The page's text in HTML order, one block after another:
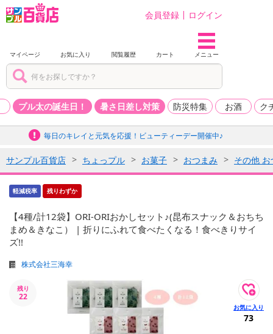
会員登録 ログイン
マイページ お気に入り 閲覧履歴 カート メニュー
プル太の誕生日！ 暑さ日差し対策 防災特集 お酒 ク
毎日のキレイと元気を応援！ビューティーデー開催中♪
サンプル百貨店 ちょっプル お菓子 おつまみ その他
軽減税率 残りわずか
【4種/計12袋】ORI-ORIおかしセット♪(昆布スナック＆おちち
まめ＆きなこ） | 折りにふれて食べたくなる！食べきりサイ
ズ!!
株式会社三海幸
残り
22
73